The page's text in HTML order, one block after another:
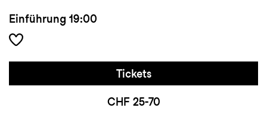
Einführung 19:00
Tickets
CHF 25-70